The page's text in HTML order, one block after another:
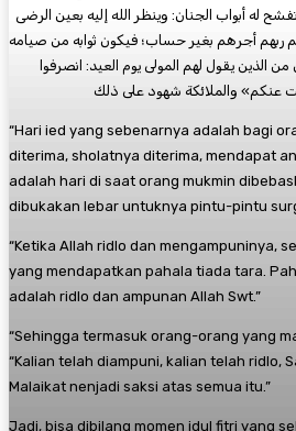
له أبواب الجنان: وينظر الله إليه بعين الرضى
ربهم أجرهم بغير حساب؛ فيكون ثوابه من صيامه
الذين يقول لهم المولى يوم العيد: انصرفوا
“Hari ied yang sebenarnya adalah bagi
diterima, sholatnya diterima, mendapat
adalah hari di saat orang mukmin
dibukakan lebar untuknya pintu-pintu
“Ketika Allah ridlo dan mengampuninya,
yang mendapatkan pahala tiada tara.
adalah ridlo dan ampunan Allah Swt.”
“Sehingga termasuk orang-orang yang
“Kalian telah diampuni, kalian telah ridlo,
Malaikat nenjadi saksi atas semua itu.”
Jadi, bisa dibilang momen idul fitri yang